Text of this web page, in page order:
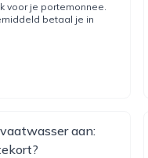
voor je portemonnee.
betaal je in
aan: